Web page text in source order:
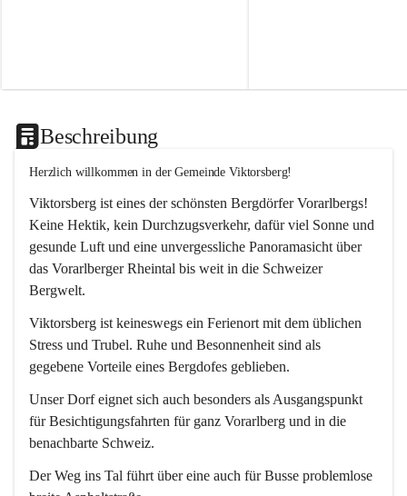
Beschreibung
Herzlich willkommen in der Gemeinde Viktorsberg!
Viktorsberg ist eines der schönsten Bergdörfer Vorarlbergs!
Keine Hektik, kein Durchzugsverkehr, dafür viel Sonne und
gesunde Luft und eine unvergessliche Panoramasicht über
das Vorarlberger Rheintal bis weit in die Schweizer
Bergwelt.
Viktorsberg ist keineswegs ein Ferienort mit dem üblichen
Stress und Trubel. Ruhe und Besonnenheit sind als
gegebene Vorteile eines Bergdofes geblieben.
Unser Dorf eignet sich auch besonders als Ausgangspunkt
für Besichtigungsfahrten für ganz Vorarlberg und in die
benachbarte Schweiz.
Der Weg ins Tal führt über eine auch für Busse problemlose